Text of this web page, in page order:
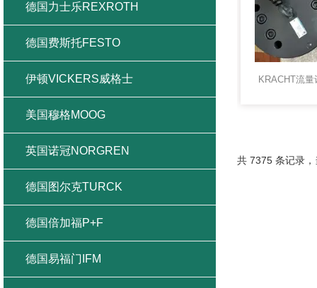
共 7375 条记录
德国力士乐REXROTH
德国费斯托FESTO
伊顿VICKERS威格士
美国穆格MOOG
英国诺冠NORGREN
德国图尔克TURCK
德国倍加福P+F
德国易福门IFM